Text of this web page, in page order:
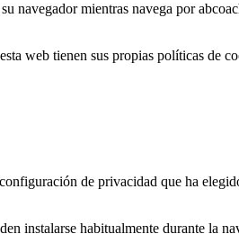
navegador mientras navega por
web tienen sus propias políticas de
de privacidad que ha
instalarse habitualmente durante la